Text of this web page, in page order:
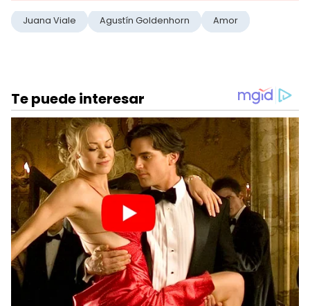
Juana Viale Agustín Goldenhorn Amor